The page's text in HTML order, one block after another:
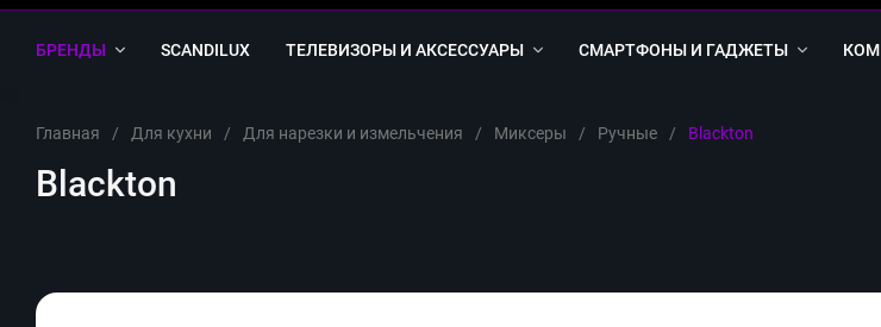
БРЕНДЫ SCANDILUX ТЕЛЕВИЗОРЫ И АКСЕССУАРЫ СМАРТФОНЫ И ГАДЖЕТЫ
Главная / Для кухни / Для нарезки и измельчения / Миксеры / Ручные / Blackton
Blackton